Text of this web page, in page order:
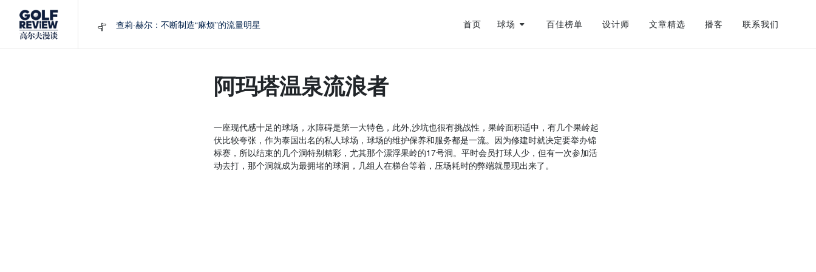
查莉·赫尔：不断制造“麻烦”的流量明星
避暑北海道：原始森林中挥杆，美食与清风作伴
首页 球场 百佳榜单 设计师 文章精选 播客 联系我们
阿玛塔温泉流浪者
一座现代感十足的球场，水障碍是第一大特色，此外,沙坑也很有挑战性，果岭面积适中，有几个果岭起
伏比较夸张，作为泰国出名的私人球场，球场的维护保养和服务都是一流。因为修建时就决定要举办锦
标赛，所以结束的几个洞特别精彩，尤其那个漂浮果岭的17号洞。平时会员打球人少，但有一次参加活
动去打，那个洞就成为最拥堵的球洞，几组人在梯台等着，压场耗时的弊端就显现出来了。